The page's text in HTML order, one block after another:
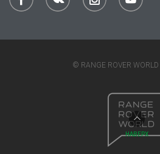
© RANGE ROVER
НАВЕРХ